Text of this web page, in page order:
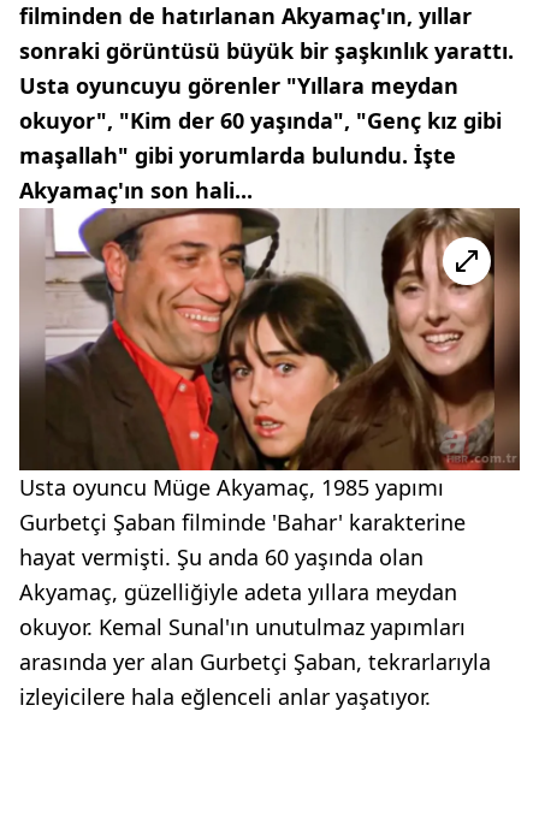
filminden de hatırlanan Akyamaç'ın, yıllar
sonraki görüntüsü büyük bir şaşkınlık yarattı.
Usta oyuncuyu görenler "Yıllara meydan
okuyor", "Kim der 60 yaşında", "Genç kız gibi
maşallah" gibi yorumlarda bulundu. İşte
Akyamaç'ın son hali...
Usta oyuncu Müge Akyamaç, 1985 yapımı
Gurbetçi Şaban filminde 'Bahar' karakterine
hayat vermişti. Şu anda 60 yaşında olan
Akyamaç, güzelliğiyle adeta yıllara meydan
okuyor. Kemal Sunal'ın unutulmaz yapımları
arasında yer alan Gurbetçi Şaban, tekrarlarıyla
izleyicilere hala eğlenceli anlar yaşatıyor.